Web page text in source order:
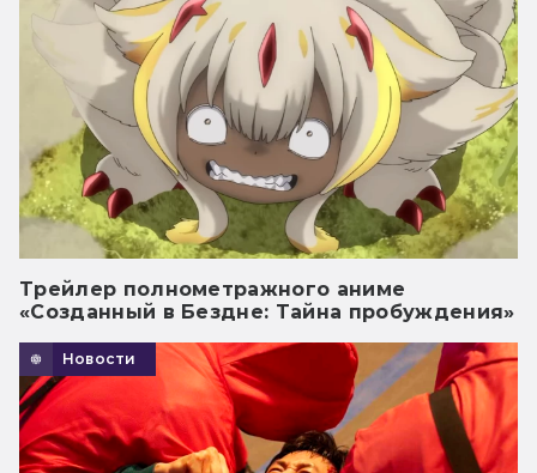
Трейлер полнометражного аниме
«Созданный в Бездне: Тайна пробуждения»
Новости